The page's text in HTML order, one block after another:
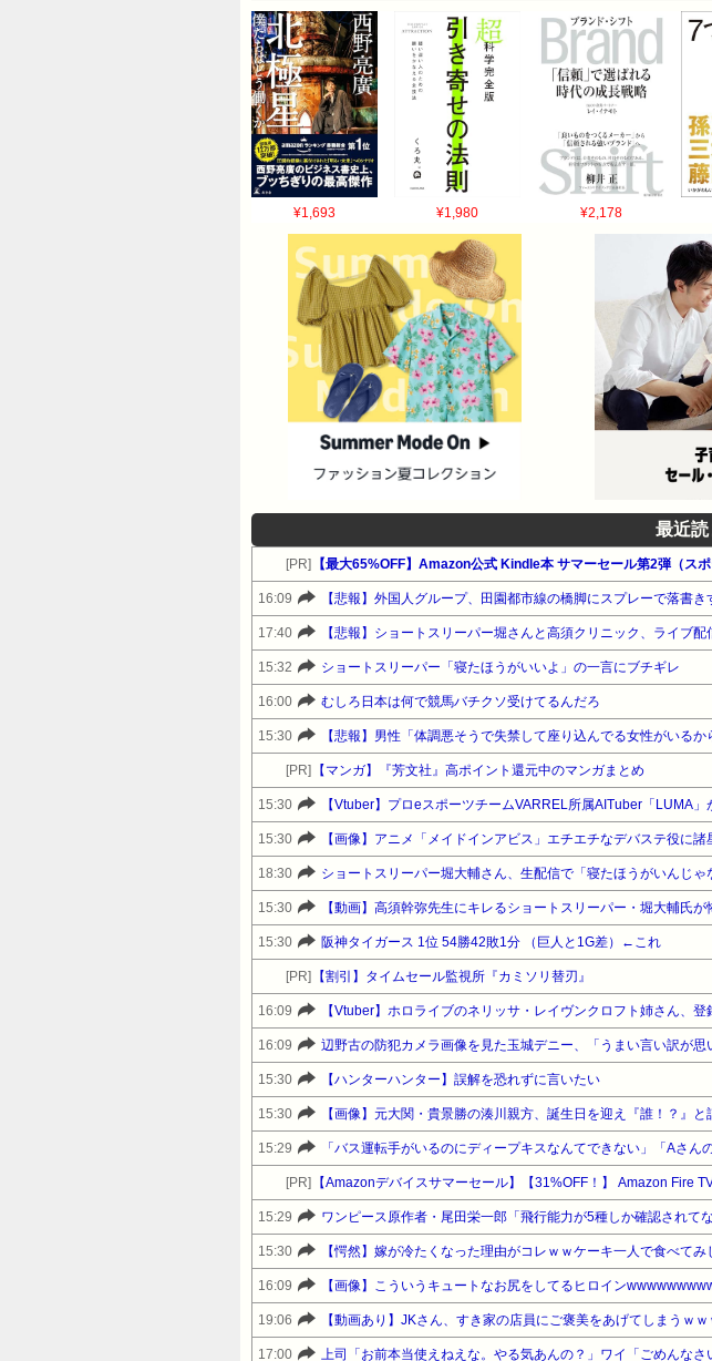
¥1,693 ¥1,980 ¥2,178
最近
[PR]
16:09
17:40 【悲報】ショートスリーパー堀さんと高須クリニック、ライブ配
15:32 ショートスリーパー「寝たほうがいいよ」の一言にブチギレ
16:00 むしろ日本は何で競馬バチクソ受けてるんだろ
15:30
[PR] 【マンガ】『芳文社』高ポイント還元中のマンガまとめ
15:30 【Vtuber】プロeスポーツチームVARREL所属AITuber「LUMA」
15:30 【画像】アニメ「メイドインアビス」エチエチなデバステ役に
18:30
15:30 【動画】高須幹弥先生にキレるショートスリーパー・堀大輔氏
15:30 阪神タイガース 1位 54勝42敗1分 （巨人と1G差）←これ
[PR] 【割引】タイムセール監視所『カミソリ替刃』
16:09 【Vtuber】ホロライブのネリッサ・レイヴンクロフト姉さん、登
16:09
15:30 【ハンターハンター】誤解を恐れずに言いたい
15:30 【画像】元大関・貴景勝の湊川親方、誕生日を迎え『誰！？』と
15:29
[PR]
15:29 ワンピース原作者・尾田栄一郎「飛行能力が5種しか確認されて
15:30 【愕然】嫁が冷たくなった理由がコレｗｗケーキ一人で食べてみ
16:09 【画像】こういうキュートなお尻をしてるヒロイン
19:06 【動画あり】JKさん、すき家の店員にご褒美をあげてしまうｗｗ
17:00 上司「お前本当使えねえな。やる気あんの？」ワイ「ごめんなさ